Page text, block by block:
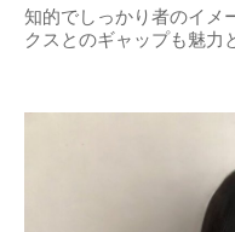
知的でしっかり者のイメ
クスとのギャップも魅力